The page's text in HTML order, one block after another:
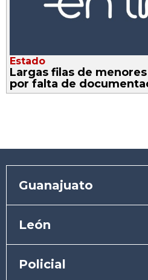
Estado
Largas filas de
por falta de
Guanajuato
León
Policial